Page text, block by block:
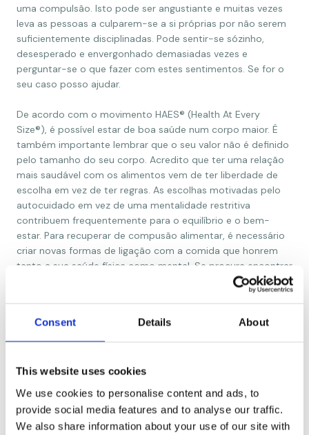
Consent Details About
This website uses cookies
We use cookies to personalise content and ads, to
provide social media features and to analyse our traffic.
We also share information about your use of our site with
uma compulsão. Isto pode ser angustiante e muitas vezes
leva as pessoas a culparem-se a si próprias por não serem
suficientemente disciplinadas. Pode sentir-se sózinho,
desesperado e envergonhado demasiadas vezes e
perguntar-se o que fazer com estes sentimentos. Se for o
seu caso posso ajudar.
De acordo com o movimento HAES® (Health At Every
Size®), é possível estar de boa saúde num corpo maior. É
também importante lembrar que o seu valor não é definido
pelo tamanho do seu corpo. Acredito que ter uma relação
mais saudável com os alimentos vem de ter liberdade de
escolha em vez de ter regras. As escolhas motivadas pelo
autocuidado em vez de uma mentalidade restritiva
contribuem frequentemente para o equilíbrio e o bem-
estar. Para recuperar de compusão alimentar, é necessário
criar novas formas de ligação com a comida que honrem
tanto a sua saúde física como mental. Se procura encontrar
paz e nutrir o seu corpo e mente de forma a sentir bem
estar físico e emocional sinta-se à vontade para me